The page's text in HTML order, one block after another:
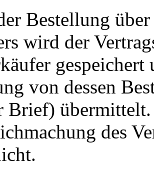
Bestellung
wird der
gespeichert
von dessen
Brief)
des